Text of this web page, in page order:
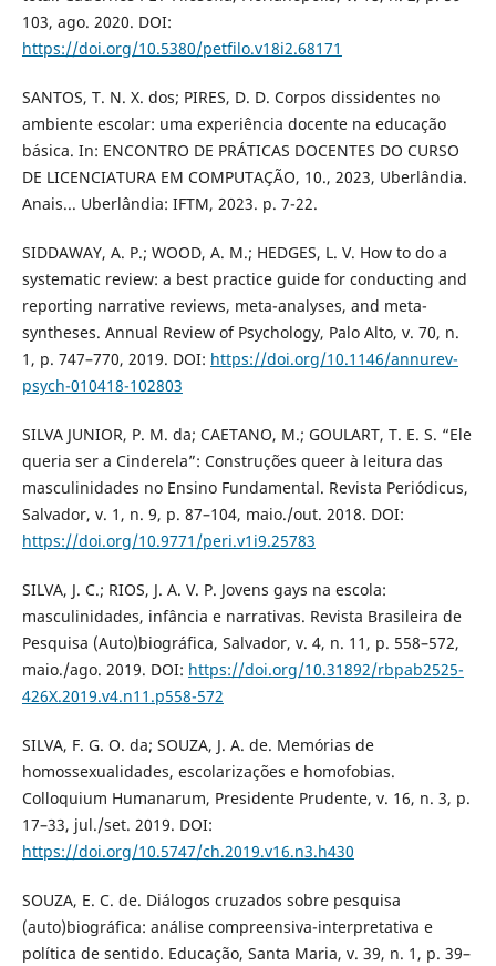
103, ago. 2020. DOI:
https://doi.org/10.5380/petfilo.v18i2.68171
SANTOS, T. N. X. dos; PIRES, D. D. Corpos dissidentes no
ambiente escolar: uma experiência docente na educação
básica. In: ENCONTRO DE PRÁTICAS DOCENTES DO CURSO
DE LICENCIATURA EM COMPUTAÇÃO, 10., 2023, Uberlândia.
Anais... Uberlândia: IFTM, 2023. p. 7-22.
SIDDAWAY, A. P.; WOOD, A. M.; HEDGES, L. V. How to do a
systematic review: a best practice guide for conducting and
reporting narrative reviews, meta-analyses, and meta-
syntheses. Annual Review of Psychology, Palo Alto, v. 70, n.
1, p. 747–770, 2019. DOI: https://doi.org/10.1146/annurev-
psych-010418-102803
SILVA JUNIOR, P. M. da; CAETANO, M.; GOULART, T. E. S. “Ele
queria ser a Cinderela”: Construções queer à leitura das
masculinidades no Ensino Fundamental. Revista Periódicus,
Salvador, v. 1, n. 9, p. 87–104, maio./out. 2018. DOI:
https://doi.org/10.9771/peri.v1i9.25783
SILVA, J. C.; RIOS, J. A. V. P. Jovens gays na escola:
masculinidades, infância e narrativas. Revista Brasileira de
Pesquisa (Auto)biográfica, Salvador, v. 4, n. 11, p. 558–572,
maio./ago. 2019. DOI: https://doi.org/10.31892/rbpab2525-
426X.2019.v4.n11.p558-572
SILVA, F. G. O. da; SOUZA, J. A. de. Memórias de
homossexualidades, escolarizações e homofobias.
Colloquium Humanarum, Presidente Prudente, v. 16, n. 3, p.
17–33, jul./set. 2019. DOI:
https://doi.org/10.5747/ch.2019.v16.n3.h430
SOUZA, E. C. de. Diálogos cruzados sobre pesquisa
(auto)biográfica: análise compreensiva-interpretativa e
política de sentido. Educação, Santa Maria, v. 39, n. 1, p. 39–